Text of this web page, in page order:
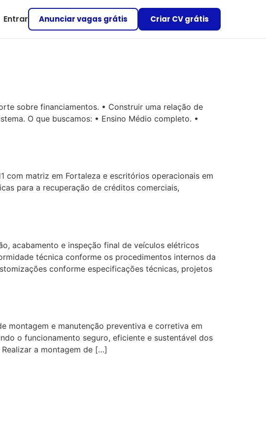
Entrar Anunciar vagas grátis Criar CV grátis
sobre financiamentos. • Construir uma relação de
O que buscamos: • Ensino Médio completo. •
com matriz em Fortaleza e escritórios operacionais em
para a recuperação de créditos comerciais,
acabamento e inspeção final de veículos elétricos
técnica conforme os procedimentos internos da
conforme especificações técnicas, projetos
montagem e manutenção preventiva e corretiva em
o funcionamento seguro, eficiente e sustentável dos
a montagem de […]